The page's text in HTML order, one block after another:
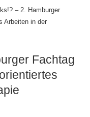
– 2. Hamburger
Arbeiten in der
Fachtag